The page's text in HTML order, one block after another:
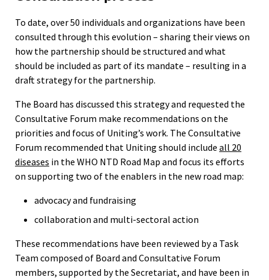
To date, over 50 individuals and organizations have been
consulted through this evolution – sharing their views on
how the partnership should be structured and what
should be included as part of its mandate – resulting in a
draft strategy for the partnership.
The Board has discussed this strategy and requested the
Consultative Forum make recommendations on the
priorities and focus of Uniting’s work. The Consultative
Forum recommended that Uniting should include all 20
diseases in the WHO NTD Road Map and focus its efforts
on supporting two of the enablers in the new road map:
advocacy and fundraising
collaboration and multi-sectoral action
These recommendations have been reviewed by a Task
Team composed of Board and Consultative Forum
members, supported by the Secretariat, and have been in